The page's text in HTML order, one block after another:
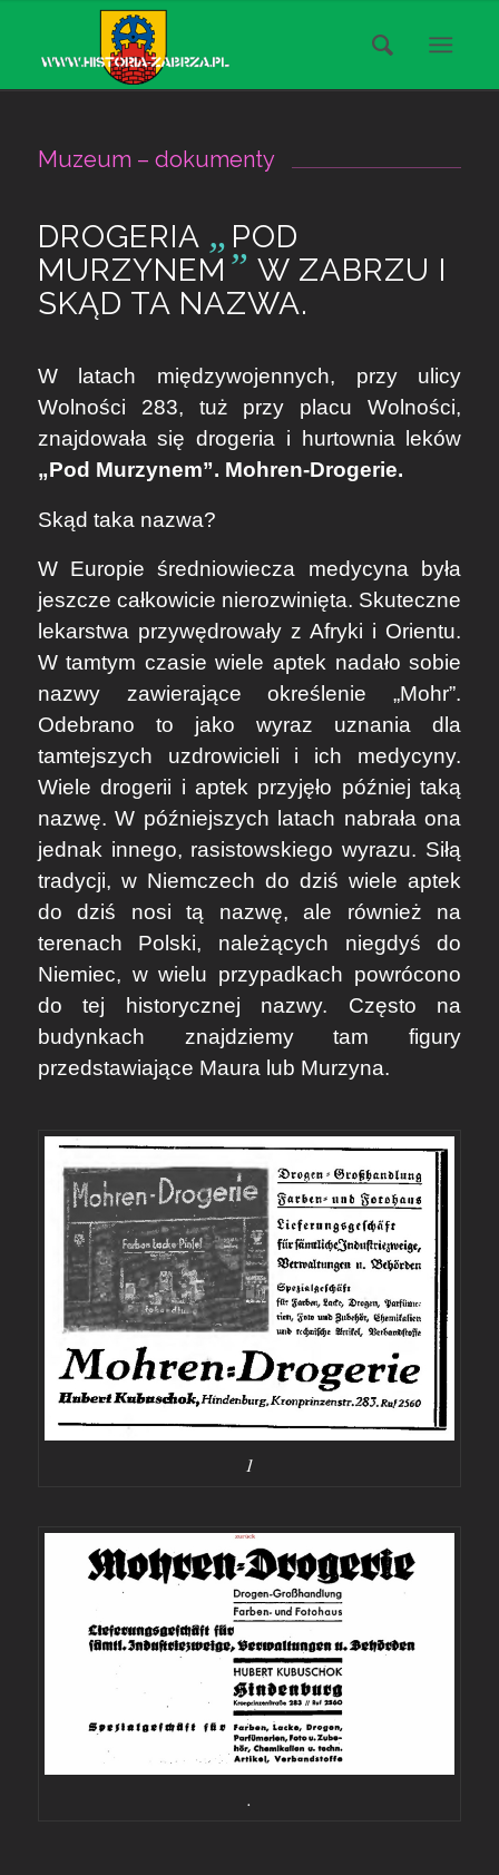
Muzeum – dokumenty
DROGERIA „ POD
MURZYNEM ” W ZABRZU I
SKĄD TA NAZWA.
W latach międzywojennych, przy ulicy
Wolności 283, tuż przy placu Wolności,
znajdowała się drogeria i hurtownia leków
„Pod Murzynem”. Mohren-Drogerie.
Skąd taka nazwa?
W Europie średniowiecza medycyna była
jeszcze całkowicie nierozwinięta. Skuteczne
lekarstwa przywędrowały z Afryki i Orientu.
W tamtym czasie wiele aptek nadało sobie
nazwy zawierające określenie „Mohr”.
Odebrano to jako wyraz uznania dla
tamtejszych uzdrowicieli i ich medycyny.
Wiele drogerii i aptek przyjęło później taką
nazwę. W późniejszych latach nabrała ona
jednak innego, rasistowskiego wyrazu. Siłą
tradycji, w Niemczech do dziś wiele aptek
do dziś nosi tą nazwę, ale również na
terenach Polski, należących niegdyś do
Niemiec, w wielu przypadkach powrócono
do tej historycznej nazwy. Często na
budynkach znajdziemy tam figury
przedstawiające Maura lub Murzyna.
1
.